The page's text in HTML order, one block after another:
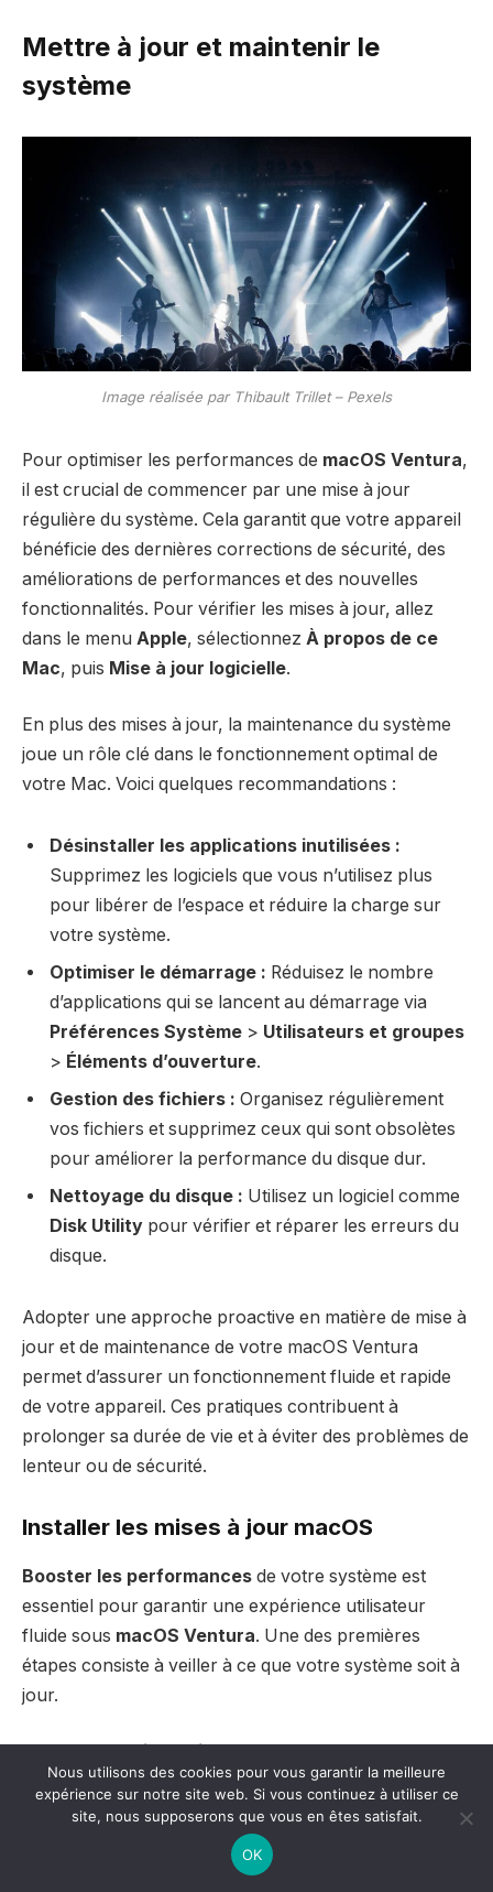
Mettre à jour et maintenir le
système
Image réalisée par Thibault Trillet – Pexels
Pour optimiser les performances de macOS Ventura,
il est crucial de commencer par une mise à jour
régulière du système. Cela garantit que votre appareil
bénéficie des dernières corrections de sécurité, des
améliorations de performances et des nouvelles
fonctionnalités. Pour vérifier les mises à jour, allez
dans le menu Apple, sélectionnez À propos de ce
Mac, puis Mise à jour logicielle.
En plus des mises à jour, la maintenance du système
joue un rôle clé dans le fonctionnement optimal de
votre Mac. Voici quelques recommandations :
Désinstaller les applications inutilisées :
Supprimez les logiciels que vous n’utilisez plus
pour libérer de l’espace et réduire la charge sur
votre système.
Optimiser le démarrage : Réduisez le nombre
d’applications qui se lancent au démarrage via
Préférences Système > Utilisateurs et groupes
> Éléments d’ouverture.
Gestion des fichiers : Organisez régulièrement
vos fichiers et supprimez ceux qui sont obsolètes
pour améliorer la performance du disque dur.
Nettoyage du disque : Utilisez un logiciel comme
Disk Utility pour vérifier et réparer les erreurs du
disque.
Adopter une approche proactive en matière de mise à
jour et de maintenance de votre macOS Ventura
permet d’assurer un fonctionnement fluide et rapide
de votre appareil. Ces pratiques contribuent à
prolonger sa durée de vie et à éviter des problèmes de
lenteur ou de sécurité.
Installer les mises à jour macOS
Booster les performances de votre système est
essentiel pour garantir une expérience utilisateur
fluide sous macOS Ventura. Une des premières
étapes consiste à veiller à ce que votre système soit à
jour.
offrent non seulement de nouvelles fonctionnalités,
mais aussi des améliorations desécuritéet de
. Pour ce faire, suivez ces étapes
Nous utilisons des cookies pour vous garantir la meilleure
expérience sur notre site web. Si vous continuez à utiliser ce
site, nous supposerons que vous en êtes satisfait.
OK